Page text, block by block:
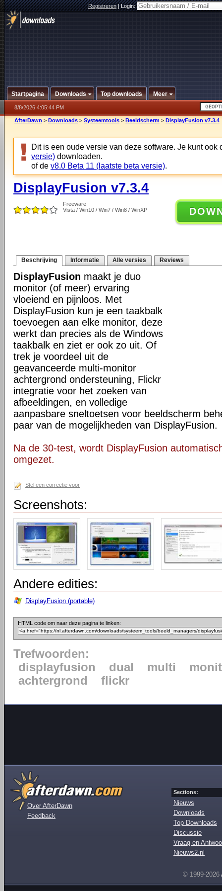
Registreren|Login:
Startpagina Downloads Top downloads Meer
8/8/2026 4:05:44 PM
AfterDawn > Downloads > Systeemtools > Beeldscherm > DisplayFusion v7.3.4
Dit is een oude versie van deze software. Je kunt ook
versie) downloaden.
of de v8.0 Beta 11 (laatste beta versie).
DisplayFusion v7.3.4
Freeware
Vista / Win10 / Win7 / Win8 / WinXP
Beschrijving Informatie Alle versies Reviews
DisplayFusion maakt je duo
monitor (of meer) ervaring
vloeiend en pijnloos. Met
DisplayFusion kun je een taakbalk
toevoegen aan elke monitor, deze
werkt dan precies als de Windows
taakbalk en ziet er ook zo uit. Of
trek je voordeel uit de
geavanceerde multi-monitor
achtergrond ondersteuning, Flickr
integratie voor het zoeken van
afbeeldingen, en volledige
aanpasbare sneltoetsen voor beeldscherm
paar van de mogelijkheden van DisplayFusion.
Na de 30-test, wordt DisplayFusion
omgezet.
Stel een correctie voor
Screenshots:
Andere edities:
DisplayFusion (portable)
HTML code om naar deze pagina te linken:
Trefwoorden:
displayfusion
dual multi
achtergrond
flickr
Over AfterDawn
Feedback
Sections:
Nieuws
Downloads
Top Downloads
Discussie
Vraag en
Nieuws2.nl
© 1999-2026